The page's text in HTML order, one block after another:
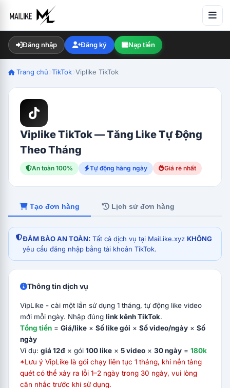
Đăng nhập Đăng ký Nạp tiền
Trang chủ TikTok Viplike TikTok
Viplike TikTok — Tăng Like Tự Động
Theo Tháng
An toàn 100% Tự động hàng ngày Giá rẻ nhất
Tạo đơn hàng Lịch sử đơn hàng
ĐẢM BẢO AN TOÀN: Tất cả dịch vụ tại MaiLike.xyz KHÔNG
yêu cầu đăng nhập bằng tài khoản TikTok.
Thông tin dịch vụ
VipLike - cài một lần sử dụng 1 tháng, tự động like video
mới mỗi ngày. Nhập đúng link kênh TikTok.
Tổng tiền = Giá/like × Số like gói × Số video/ngày × Số
ngày
Ví dụ: giá 12đ × gói 100 like × 5 video × 30 ngày = 180k
*Lưu ý VipLike là gói chạy liên tục 1 tháng, khi nền tảng
quét có thể xảy ra lỗi 1–2 ngày trong 30 ngày, vui lòng
cân nhắc trước khi sử dụng.